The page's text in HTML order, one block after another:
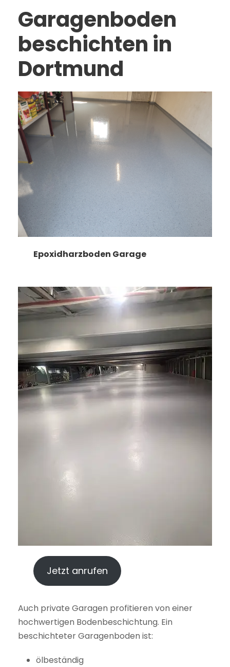
Garagenboden
beschichten in
Dortmund
Epoxidharzboden Garage
Jetzt anrufen
Auch private Garagen profitieren von einer
hochwertigen Bodenbeschichtung. Ein
beschichteter Garagenboden ist:
ölbeständig